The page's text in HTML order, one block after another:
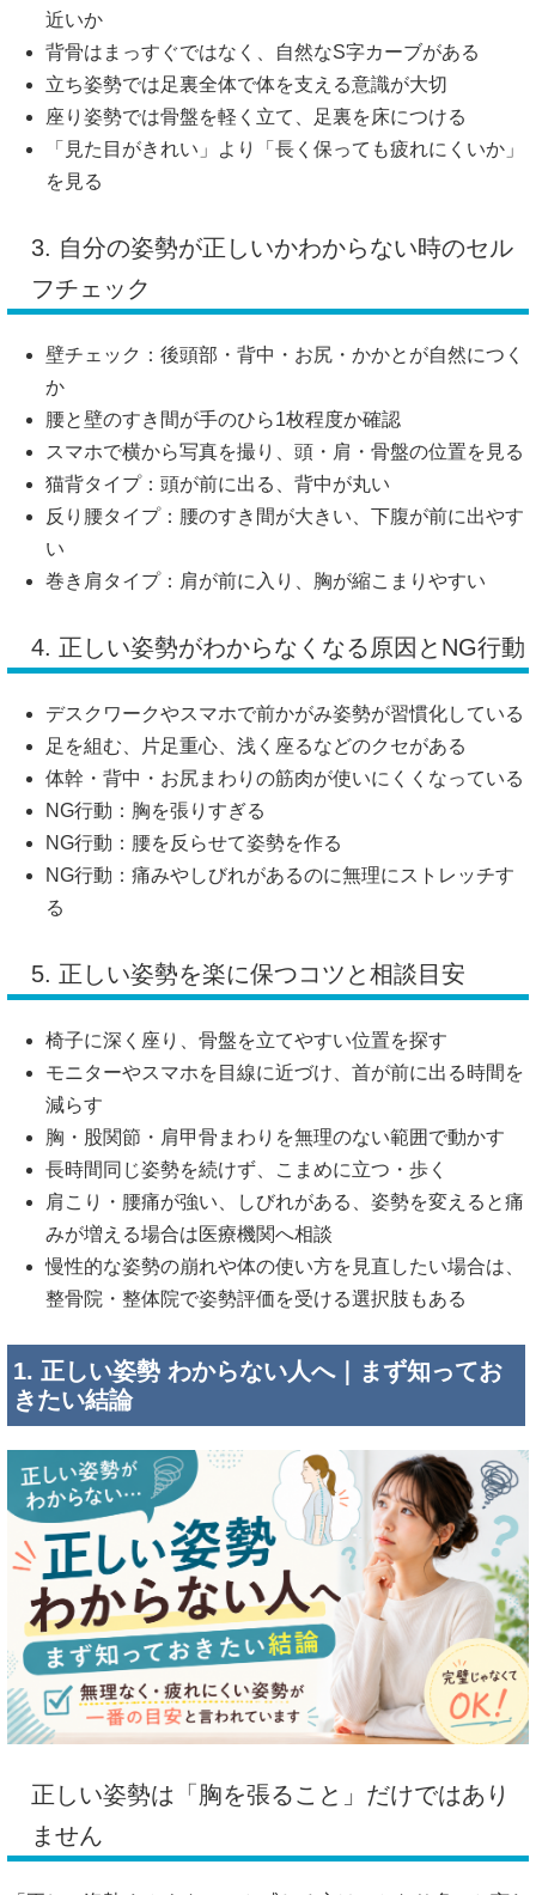
近いか
背骨はまっすぐではなく、自然なS字カーブがある
立ち姿勢では足裏全体で体を支える意識が大切
座り姿勢では骨盤を軽く立て、足裏を床につける
「見た目がきれい」より「長く保っても疲れにくいか」
を見る
3. 自分の姿勢が正しいかわからない時のセル
フチェック
壁チェック：後頭部・背中・お尻・かかとが自然につく
か
腰と壁のすき間が手のひら1枚程度か確認
スマホで横から写真を撮り、頭・肩・骨盤の位置を見る
猫背タイプ：頭が前に出る、背中が丸い
反り腰タイプ：腰のすき間が大きい、下腹が前に出やす
い
巻き肩タイプ：肩が前に入り、胸が縮こまりやすい
4. 正しい姿勢がわからなくなる原因とNG行動
デスクワークやスマホで前かがみ姿勢が習慣化している
足を組む、片足重心、浅く座るなどのクセがある
体幹・背中・お尻まわりの筋肉が使いにくくなっている
NG行動：胸を張りすぎる
NG行動：腰を反らせて姿勢を作る
NG行動：痛みやしびれがあるのに無理にストレッチす
る
5. 正しい姿勢を楽に保つコツと相談目安
椅子に深く座り、骨盤を立てやすい位置を探す
モニターやスマホを目線に近づけ、首が前に出る時間を
減らす
胸・股関節・肩甲骨まわりを無理のない範囲で動かす
長時間同じ姿勢を続けず、こまめに立つ・歩く
肩こり・腰痛が強い、しびれがある、姿勢を変えると痛
みが増える場合は医療機関へ相談
慢性的な姿勢の崩れや体の使い方を見直したい場合は、
整骨院・整体院で姿勢評価を受ける選択肢もある
1. 正しい姿勢 わからない人へ｜まず知ってお
きたい結論
正しい姿勢は「胸を張ること」だけではあり
ません